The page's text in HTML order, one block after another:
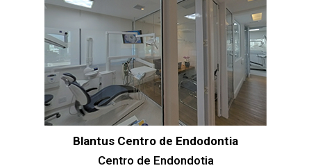
Blantus Centro de Endodontia
Centro de Endondotia